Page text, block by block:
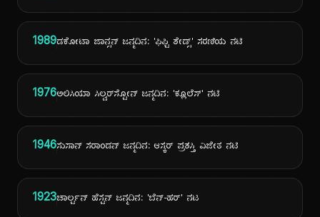
1989ಡಕೋಟಾ ಜಾನ್ಸನ್ ಜನ್ಮದಿನ: 'ಫಿಫ್ಟಿ ಶೇಡ್ಸ್' ಸರಣಿಯ ನಟಿ
1976ಅಲಿಸಿಯಾ ಸಿಲ್ವರ್‌ಸ್ಟೋನ್ ಜನ್ಮದಿನ: 'ಕ್ಲೂಲೆಸ್' ನಟಿ
1946ಸುಸಾನ್ ಸರಾಂಡನ್ ಜನ್ಮದಿನ: ಆಸ್ಕರ್ ಪ್ರಶಸ್ತಿ ವಿಜೇತ ನಟಿ
1923ಚಾರ್ಲ್ಟನ್ ಹೆಸ್ಟನ್ ಜನ್ಮದಿನ: 'ಬೆನ್-ಹರ್' ನಟ